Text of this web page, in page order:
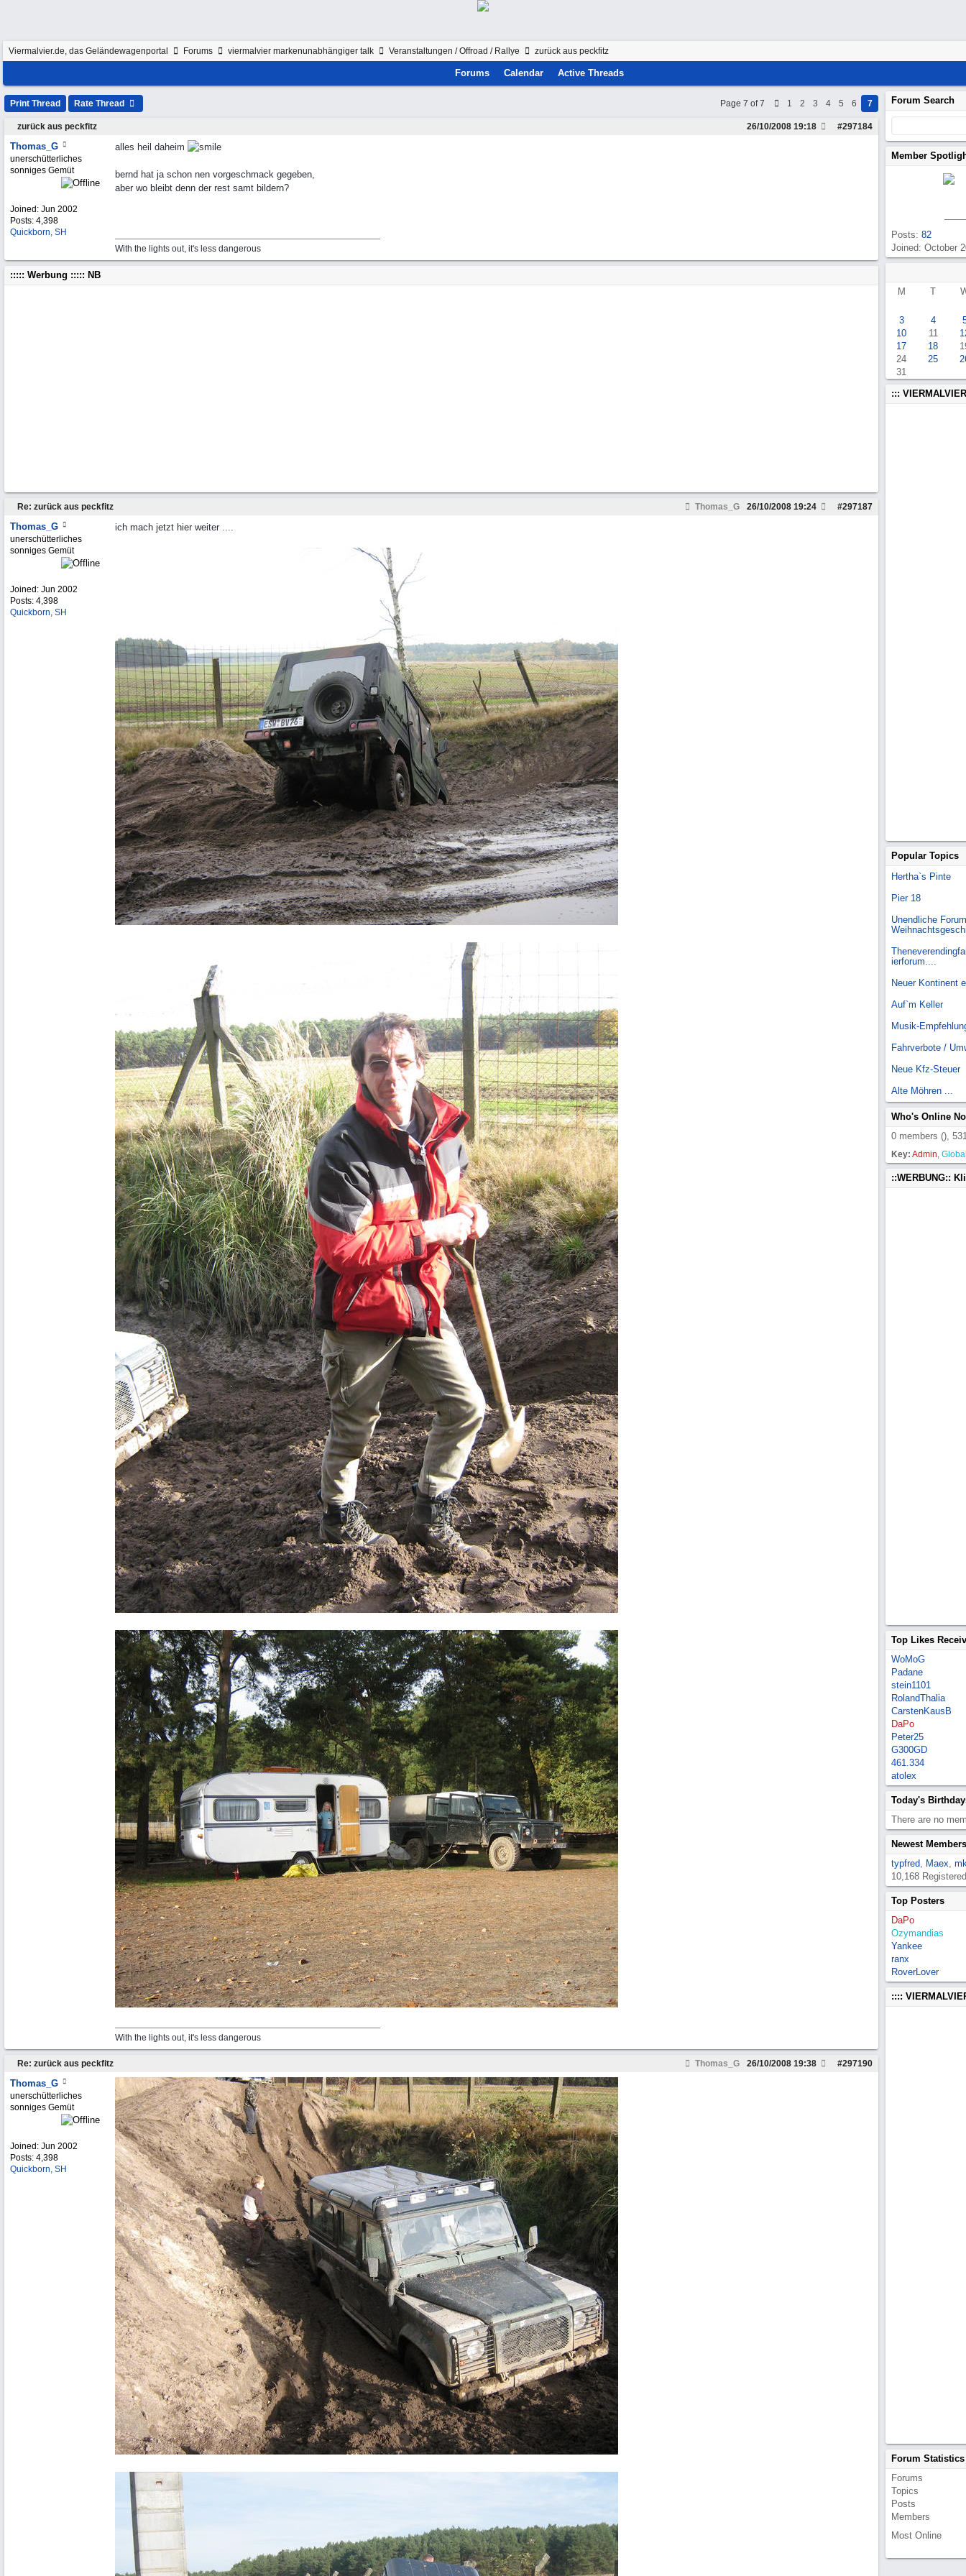
Viermalvier.de, das Geländewagenportal Forums viermalvier markenunabhängiger talk Veranstaltungen / Offroad / Rallye zurück aus peckfitz
Forums Calendar Active Threads
Print Thread Rate Thread Page 7 of 7 1 2 3 4 5 6 7
zurück aus peckfitz #297184
26/10/2008 19:18
Thomas_G
unerschütterliches
sonniges Gemüt
Joined: Jun 2002
Posts: 4,398
Quickborn, SH
alles heil daheim
bernd hat ja schon nen vorgeschmack gegeben,
aber wo bleibt denn der rest samt bildern?
With the lights out, it's less dangerous
::::: Werbung ::::: NB
Re: zurück aus peckfitz Thomas_G #297187
26/10/2008 19:24
Thomas_G
unerschütterliches
sonniges Gemüt
Joined: Jun 2002
Posts: 4,398
Quickborn, SH
ich mach jetzt hier weiter ....
With the lights out, it's less dangerous
Re: zurück aus peckfitz Thomas_G #297190
26/10/2008 19:38
Thomas_G
unerschütterliches
sonniges Gemüt
Joined: Jun 2002
Posts: 4,398
Quickborn, SH
Forum Search
Member
Posts: 82
Joined: October
M T
3 4
10
11
17
18
24
25
31
:::
Popular Topics
Hertha`s Pinte
Pier 18
Unendliche
ierforum....
Neuer Kontinent
Auf`m Keller
Musik-
Fahrverbote /
Neue Kfz-Steuer
Alte Möhren ...
Who's Online
0 members (),
Key: Admin,
::WERBUNG::
Top Likes
WoMoG
Padane
stein1101
RolandThalia
CarstenKausB
DaPo
Peter25
G300GD
461.334
atolex
Today's
There are no
Newest Members
typfred, Maex,
10,168
Top Posters
DaPo
Ozymandias
Yankee
ranx
RoverLover
::::
Forum Statistics
Forums
Topics
Posts
Members
Most Online